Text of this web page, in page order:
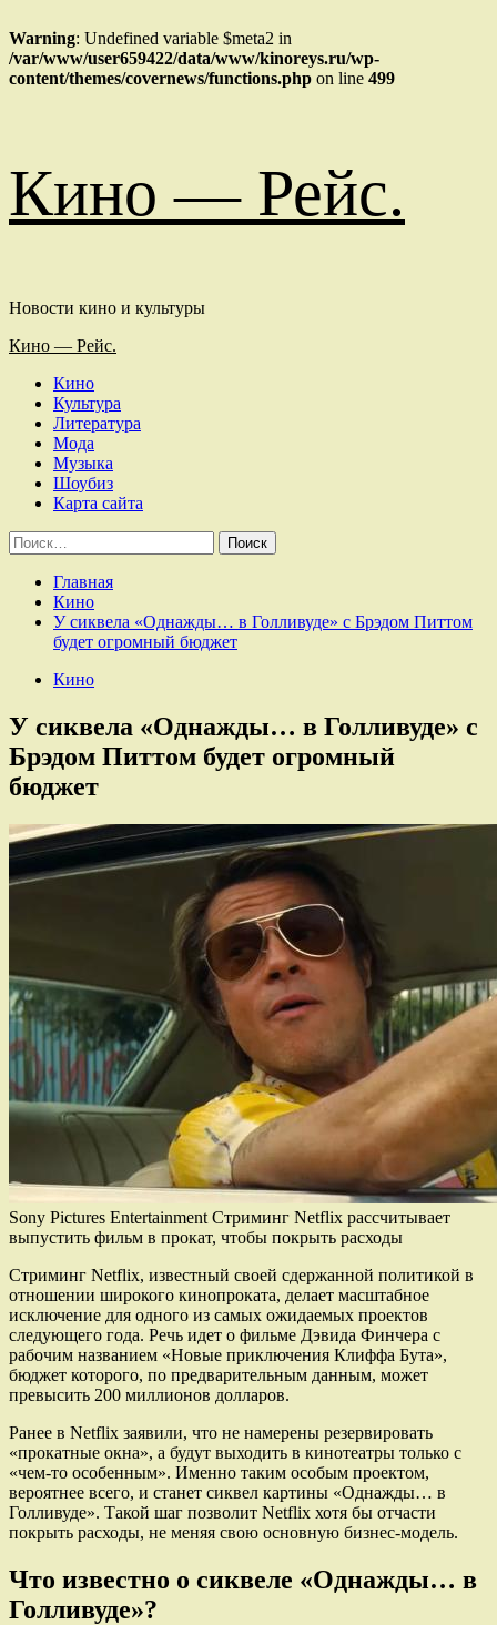
Warning: Undefined variable $meta2 in
/var/www/user659422/data/www/kinoreys.ru/wp-
content/themes/covernews/functions.php on line 499
содержимому
Кино — Рейс.
Новости кино и культуры
Основное
Кино — Рейс.
Кино
Культура
Литература
Мода
Музыка
Шоубиз
Карта сайта
Найти:
Главная
Кино
У сиквела «Однажды… в Голливуде» с Брэдом Питтом
будет огромный бюджет
Кино
У сиквела «Однажды… в Голливуде» с
Брэдом Питтом будет огромный
бюджет
Sony Pictures Entertainment Стриминг Netflix рассчитывает
выпустить фильм в прокат, чтобы покрыть расходы
Стриминг Netflix, известный своей сдержанной политикой в
отношении широкого кинопроката, делает масштабное
исключение для одного из самых ожидаемых проектов
следующего года. Речь идет о фильме Дэвида Финчера с
рабочим названием «Новые приключения Клиффа Бута»,
бюджет которого, по предварительным данным, может
превысить 200 миллионов долларов.
Ранее в Netflix заявили, что не намерены резервировать
«прокатные окна», а будут выходить в кинотеатры только с
«чем-то особенным». Именно таким особым проектом,
вероятнее всего, и станет сиквел картины «Однажды… в
Голливуде». Такой шаг позволит Netflix хотя бы отчасти
покрыть расходы, не меняя свою основную бизнес-модель.
Что известно о сиквеле «Однажды… в
Голливуде»?